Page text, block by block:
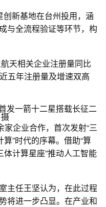
新基地在台州投用，涵
与全流程验证等环节，构
天相关企业注册量同比
五年注册量及增速双高
发一箭十二星搭载长征二
企业合作，首次发射“三
”时代的序幕。借助“算
体计算星座”推动人工智能
任王坚认为，在此过程
将进一步凸显。在产业和